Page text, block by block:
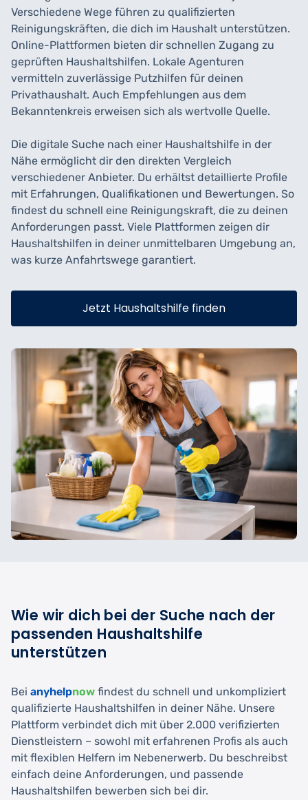
Verschiedene Wege führen zu qualifizierten
Reinigungskräften, die dich im Haushalt unterstützen.
Online-Plattformen bieten dir schnellen Zugang zu
geprüften Haushaltshilfen. Lokale Agenturen
vermitteln zuverlässige Putzhilfen für deinen
Privathaushalt. Auch Empfehlungen aus dem
Bekanntenkreis erweisen sich als wertvolle Quelle.
Die digitale Suche nach einer Haushaltshilfe in der
Nähe ermöglicht dir den direkten Vergleich
verschiedener Anbieter. Du erhältst detaillierte Profile
mit Erfahrungen, Qualifikationen und Bewertungen. So
findest du schnell eine Reinigungskraft, die zu deinen
Anforderungen passt. Viele Plattformen zeigen dir
Haushaltshilfen in deiner unmittelbaren Umgebung an,
was kurze Anfahrtswege garantiert.
Jetzt Haushaltshilfe finden
Wie wir dich bei der Suche nach der
passenden Haushaltshilfe
unterstützen
Bei anyhelpnow findest du schnell und unkompliziert
qualifizierte Haushaltshilfen in deiner Nähe. Unsere
Plattform verbindet dich mit über 2.000 verifizierten
Dienstleistern – sowohl mit erfahrenen Profis als auch
mit flexiblen Helfern im Nebenerwerb. Du beschreibst
einfach deine Anforderungen, und passende
Haushaltshilfen bewerben sich bei dir.